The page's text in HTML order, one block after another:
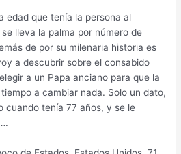
edad que tenía la persona al
lleva la palma por número de
de por su milenaria historia es
a descubrir sobre el consabido
a un Papa anciano para que la
a cambiar nada. Solo un dato,
cuando tenía 77 años, y se le